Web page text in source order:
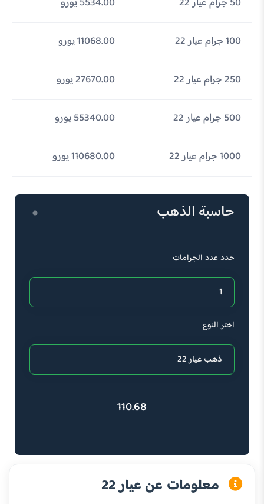
100 جرام عيار 22 11068.00 يورو
250 جرام عيار 22 27670.00 يورو
500 جرام عيار 22 55340.00 يورو
1000 جرام عيار 22 110680.00 يورو
حاسبة الذهب
حدد عدد الجرامات
اختر النوع
110.68
معلومات عن عيار 22